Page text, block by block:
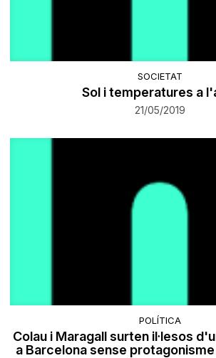
SOCIETAT
Sol i temperatures a
21/05/2019
POLÍTICA
Colau i Maragall surten il·lesos
a Barcelona sense